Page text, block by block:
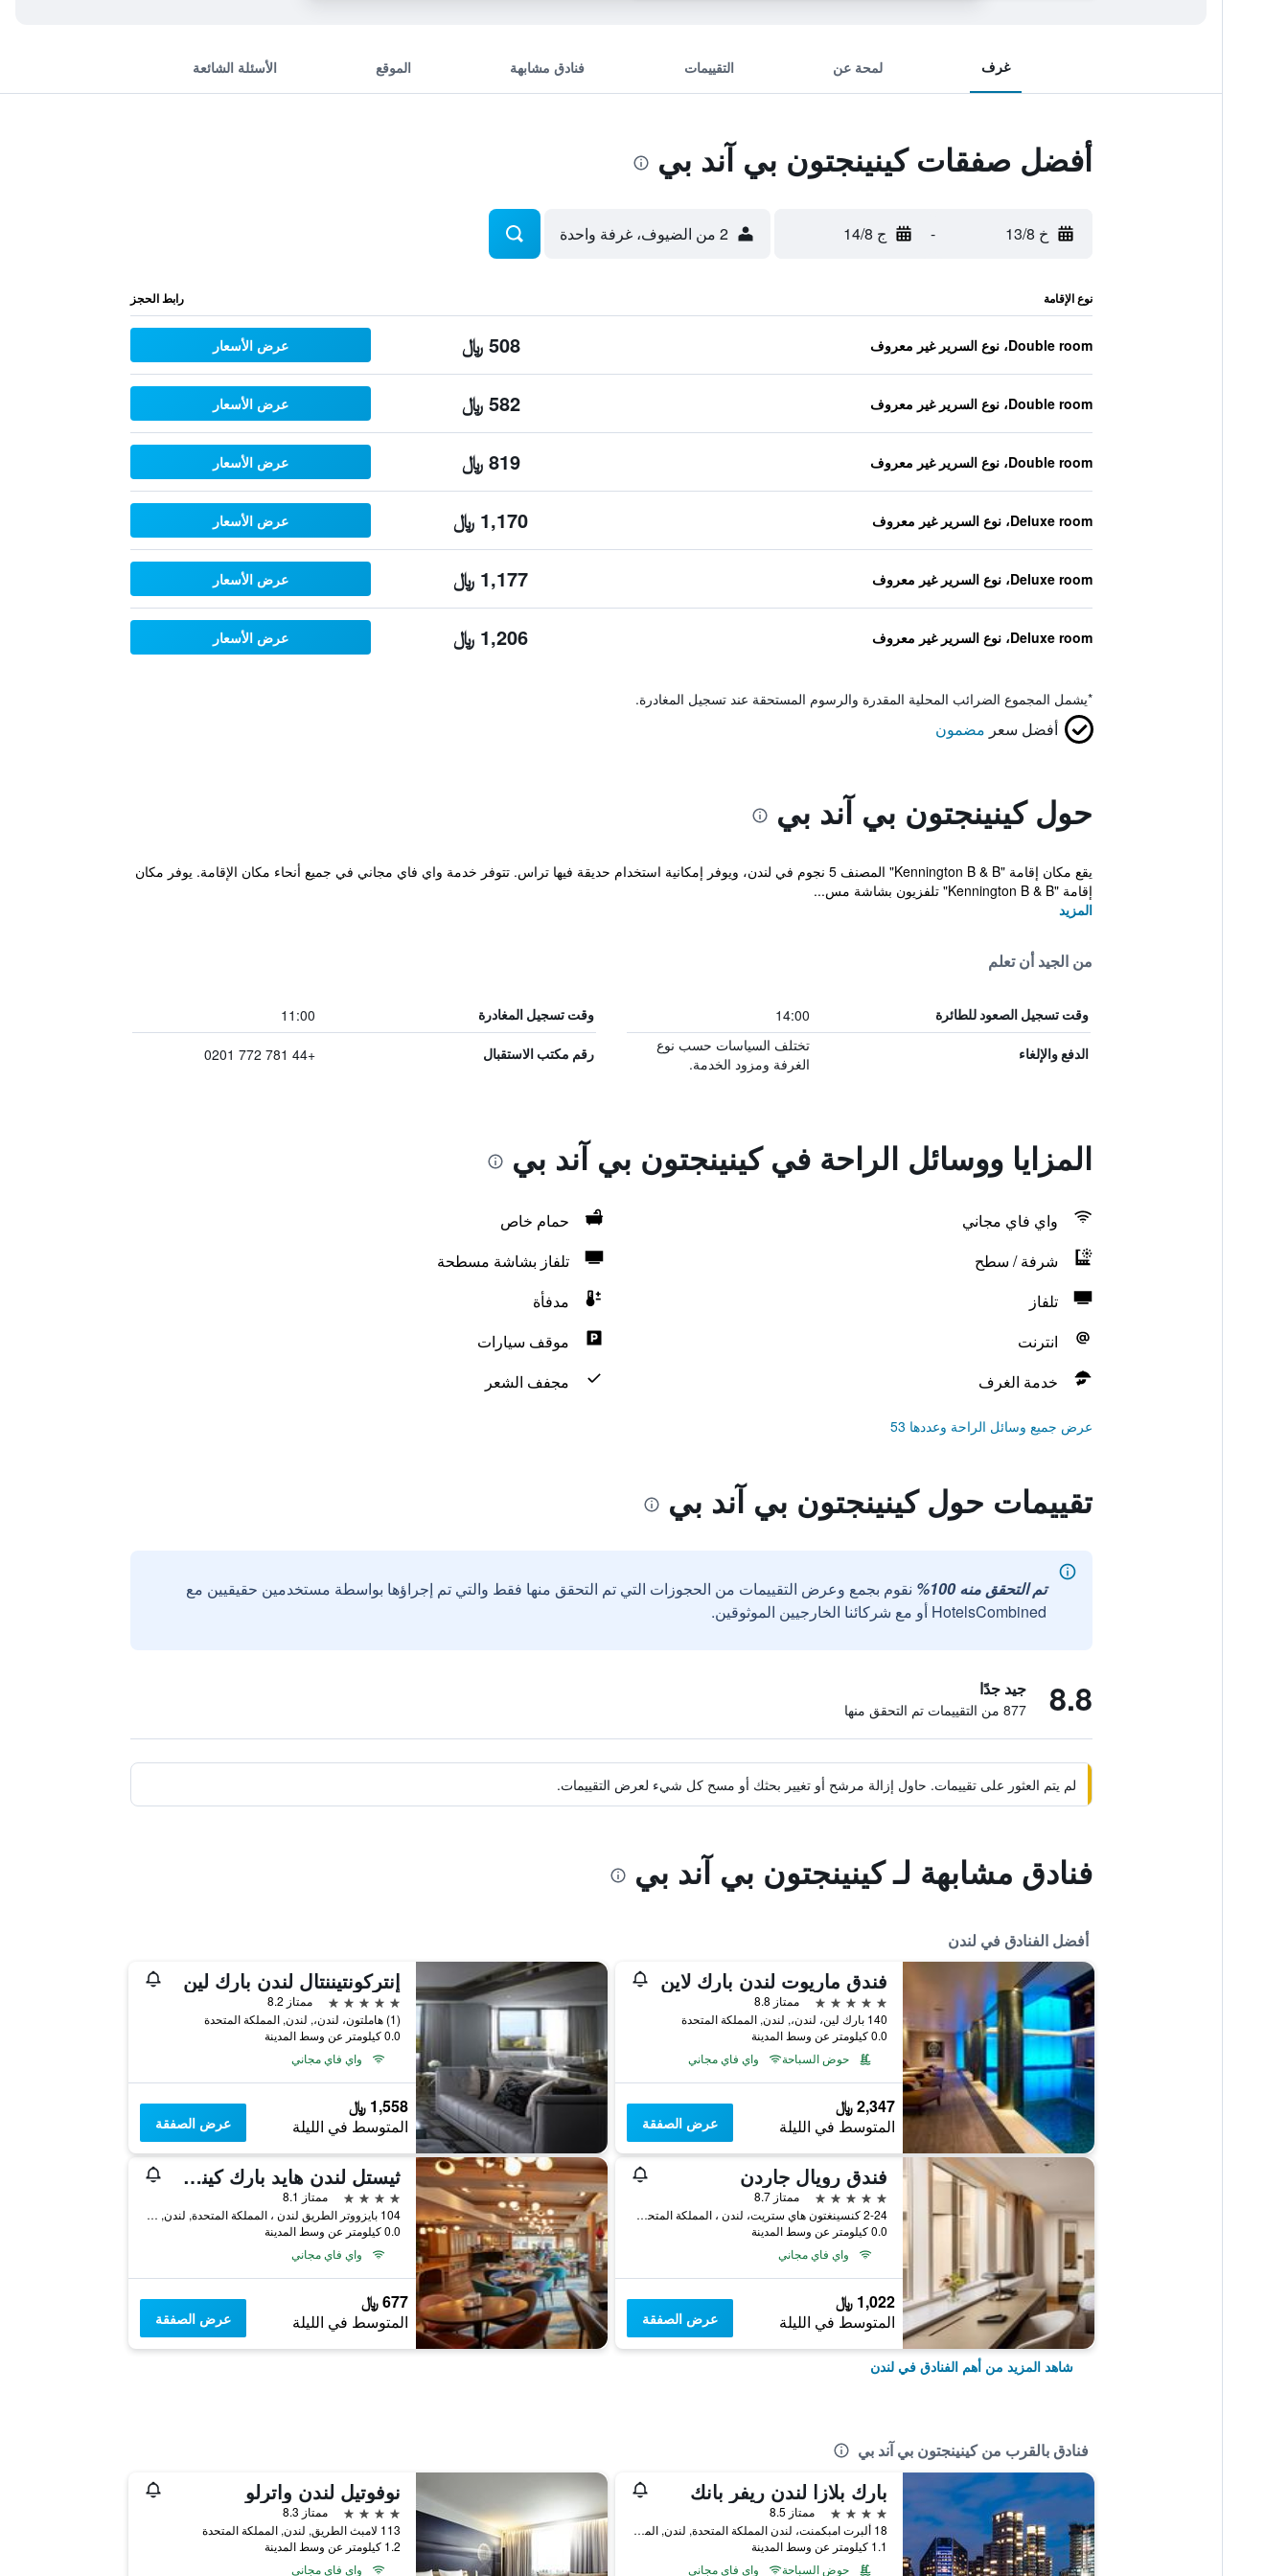
غرف لمحة عن التقييمات فنادق مشابهة الموقع الأسئلة الشائعة
أفضل صفقات كينينجتون بي آند بي
خ 13/8 - ج 14/8 2 من الضيوف، غرفة واحدة
نوع الإقامة رابط الحجز
Double room، نوع السرير غير معروف 508 ﷼ عرض الأسعار
Double room، نوع السرير غير معروف 582 ﷼ عرض الأسعار
Double room، نوع السرير غير معروف 819 ﷼ عرض الأسعار
Deluxe room، نوع السرير غير معروف 1,170 ﷼ عرض الأسعار
Deluxe room، نوع السرير غير معروف 1,177 ﷼ عرض الأسعار
Deluxe room، نوع السرير غير معروف 1,206 ﷼ عرض الأسعار
*يشمل المجموع الضرائب المحلية المقدرة والرسوم المستحقة عند تسجيل المغادرة.
أفضل سعر مضمون
حول كينينجتون بي آند بي
يقع مكان إقامة "Kennington B & B" المصنف 5 نجوم في لندن، ويوفر إمكانية استخدام حديقة فيها تراس. تتوفر خدمة واي فاي مجاني في جميع أنحاء مكان الإقامة. يوفر مكان
إقامة "Kennington B & B" تلفزيون بشاشة مس...
المزيد
من الجيد أن تعلم
وقت تسجيل الصعود للطائرة 14:00 وقت تسجيل المغادرة 11:00
الدفع والإلغاء
تختلف السياسات حسب نوع
الغرفة ومزود الخدمة.
رقم مكتب الاستقبال +44 781 772 0201
المزايا ووسائل الراحة في كينينجتون بي آند بي
واي فاي مجاني
حمام خاص
شرفة / سطح
تلفاز بشاشة مسطحة
تلفاز
مدفأة
انترنت
موقف سيارات
خدمة الغرف
مجفف الشعر
عرض جميع وسائل الراحة وعددها 53
تقييمات حول كينينجتون بي آند بي
تم التحقق منه 100%
نقوم بجمع وعرض التقييمات من الحجوزات التي تم التحقق منها فقط والتي تم إجراؤها بواسطة مستخدمين حقيقيين مع
HotelsCombined أو مع شركائنا الخارجيين الموثوقين.
8.8 جيد جدًا
877 من التقييمات تم التحقق منها
لم يتم العثور على تقييمات. حاول إزالة مرشح أو تغيير بحثك أو مسح كل شيء لعرض التقييمات.
فنادق مشابهة لـ كينينجتون بي آند بي
أفضل الفنادق في لندن
فندق ماريوت لندن بارك لاين
5 نجوم
ممتاز 8.8
140 بارك لين، لندن،, لندن, المملكة المتحدة
0.0 كيلومتر عن وسط المدينة
حوض السباحة
واي فاي مجاني
2,347 ﷼
المتوسط في الليلة عرض الصفقة
إنتركونتيننتال لندن بارك لين
5 نجوم
ممتاز 8.2
(1) هاملتون، لندن،, لندن, المملكة المتحدة
0.0 كيلومتر عن وسط المدينة
واي فاي مجاني
1,558 ﷼
المتوسط في الليلة عرض الصفقة
فندق رويال جاردن
5 نجوم
ممتاز 8.7
2-24 كنسينغتون هاي ستريت، لندن ، المملكة المتحدة, لندن, المملكة المتحدة
0.0 كيلومتر عن وسط المدينة
واي فاي مجاني
1,022 ﷼
المتوسط في الليلة عرض الصفقة
ثيستل لندن هايد بارك كينسينجتون جاردنز
4 نجوم
ممتاز 8.1
104 بايزووتر الطريق لندن ، المملكة المتحدة, لندن, المملكة المتحدة
0.0 كيلومتر عن وسط المدينة
واي فاي مجاني
677 ﷼
المتوسط في الليلة عرض الصفقة
شاهد المزيد من أهم الفنادق في لندن
فنادق بالقرب من كينينجتون بي آند بي
بارك بلازا لندن ريفر بانك
4 نجوم
ممتاز 8.5
18 ألبرت امبكمنت، لندن المملكة المتحدة, لندن, المملكة المتحدة
1.1 كيلومتر عن وسط المدينة
حوض السباحة
واي فاي مجاني
نوفوتيل لندن واترلو
4 نجوم
ممتاز 8.3
113 لامبث الطريق, لندن, المملكة المتحدة
1.2 كيلومتر عن وسط المدينة
واي فاي مجاني